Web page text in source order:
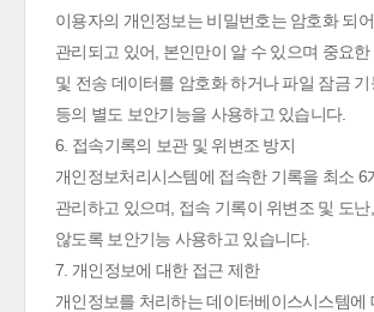
이용자의 개인정보는 비밀번호는 암호화 되
관리되고 있어, 본인만이 알 수 있으며 중요
및 전송 데이터를 암호화 하거나 파일 잠금
등의 별도 보안기능을 사용하고 있습니다.
6. 접속기록의 보관 및 위변조 방지
개인정보처리시스템에 접속한 기록을 최소 6
관리하고 있으며, 접속 기록이 위변조 및 도난
않도록 보안기능 사용하고 있습니다.
7. 개인정보에 대한 접근 제한
개인정보를 처리하는 데이터베이스시스템에